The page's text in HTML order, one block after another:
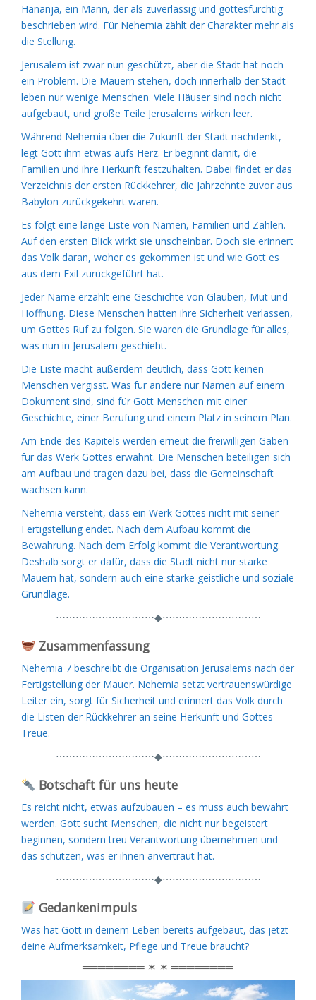
Hananja, ein Mann, der als zuverlässig und gottesfürchtig
beschrieben wird. Für Nehemia zählt der Charakter mehr als
die Stellung.
Jerusalem ist zwar nun geschützt, aber die Stadt hat noch
ein Problem. Die Mauern stehen, doch innerhalb der Stadt
leben nur wenige Menschen. Viele Häuser sind noch nicht
aufgebaut, und große Teile Jerusalems wirken leer.
Während Nehemia über die Zukunft der Stadt nachdenkt,
legt Gott ihm etwas aufs Herz. Er beginnt damit, die
Familien und ihre Herkunft festzuhalten. Dabei findet er das
Verzeichnis der ersten Rückkehrer, die Jahrzehnte zuvor aus
Babylon zurückgekehrt waren.
Es folgt eine lange Liste von Namen, Familien und Zahlen.
Auf den ersten Blick wirkt sie unscheinbar. Doch sie erinnert
das Volk daran, woher es gekommen ist und wie Gott es
aus dem Exil zurückgeführt hat.
Jeder Name erzählt eine Geschichte von Glauben, Mut und
Hoffnung. Diese Menschen hatten ihre Sicherheit verlassen,
um Gottes Ruf zu folgen. Sie waren die Grundlage für alles,
was nun in Jerusalem geschieht.
Die Liste macht außerdem deutlich, dass Gott keinen
Menschen vergisst. Was für andere nur Namen auf einem
Dokument sind, sind für Gott Menschen mit einer
Geschichte, einer Berufung und einem Platz in seinem Plan.
Am Ende des Kapitels werden erneut die freiwilligen Gaben
für das Werk Gottes erwähnt. Die Menschen beteiligen sich
am Aufbau und tragen dazu bei, dass die Gemeinschaft
wachsen kann.
Nehemia versteht, dass ein Werk Gottes nicht mit seiner
Fertigstellung endet. Nach dem Aufbau kommt die
Bewahrung. Nach dem Erfolg kommt die Verantwortung.
Deshalb sorgt er dafür, dass die Stadt nicht nur starke
Mauern hat, sondern auch eine starke geistliche und soziale
Grundlage.
⋯⋯⋯⋯⋯⋯⋯⋯⋯⋯◆⋯⋯⋯⋯⋯⋯⋯⋯⋯⋯
Zusammenfassung
Nehemia 7 beschreibt die Organisation Jerusalems nach der
Fertigstellung der Mauer. Nehemia setzt vertrauenswürdige
Leiter ein, sorgt für Sicherheit und erinnert das Volk durch
die Listen der Rückkehrer an seine Herkunft und Gottes
Treue.
⋯⋯⋯⋯⋯⋯⋯⋯⋯⋯◆⋯⋯⋯⋯⋯⋯⋯⋯⋯⋯
Botschaft für uns heute
Es reicht nicht, etwas aufzubauen – es muss auch bewahrt
werden. Gott sucht Menschen, die nicht nur begeistert
beginnen, sondern treu Verantwortung übernehmen und
das schützen, was er ihnen anvertraut hat.
⋯⋯⋯⋯⋯⋯⋯⋯⋯⋯◆⋯⋯⋯⋯⋯⋯⋯⋯⋯⋯
Gedankenimpuls
Was hat Gott in deinem Leben bereits aufgebaut, das jetzt
deine Aufmerksamkeit, Pflege und Treue braucht?
════════ ✶ ✶ ════════